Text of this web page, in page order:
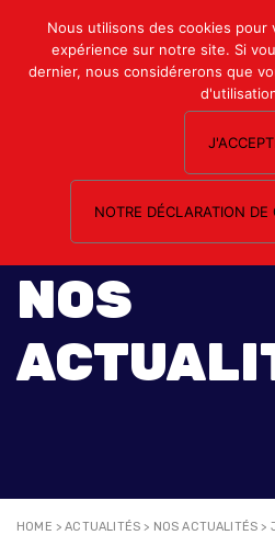
NOS
HOME >ACTUALITÉS > NOS ACTUALITÉS >
Nous utilisons des cookies pour
expérience sur notre site. Si
dernier, nous considérerons que
NOTRE DÉCLARATION DE